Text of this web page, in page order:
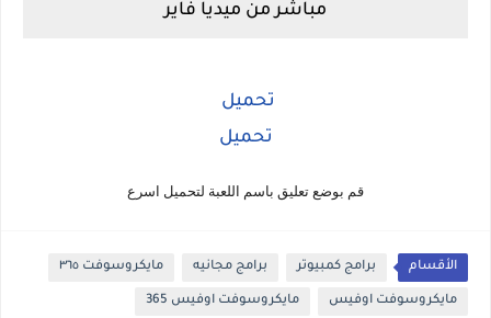
مباشر من ميديا فاير
تحميل
تحميل
قم بوضع تعليق باسم اللعبة لتحميل اسرع
الأقسام برامج كمبيوتر برامج مجانيه مايكروسوفت ٣٦٥
مايكروسوفت اوفيس مايكروسوفت اوفيس 365